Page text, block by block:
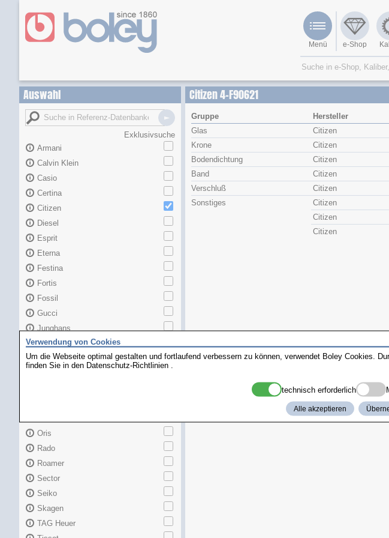
Menü e-Shop
Auswahl
Exklusivsuche
Armani
Calvin Klein
Casio
Certina
Citizen
Diesel
Esprit
Eterna
Festina
Fortis
Fossil
Gucci
Junghans
Longines
Maurice Lacroix
Oris
Rado
Roamer
Sector
Seiko
Skagen
TAG Heuer
Citizen 4-F90621
Gruppe Hersteller
Glas
Citizen
Krone
Citizen
Bodendichtung
Citizen
Band
Citizen
Verschluß
Citizen
Sonstiges
Citizen
Citizen
Citizen
Verwendung von Cookies
Um die Webseite optimal gestalten und fortlaufend verbessern zu können, verwendet Boley Cookies.
finden Sie in den Datenschutz-Richtlinien
technisch erforderlich
Alle akzeptieren